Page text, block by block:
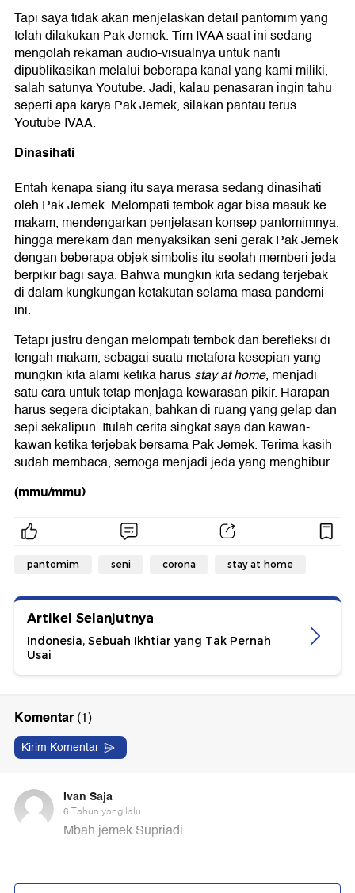
Tapi saya tidak akan menjelaskan detail pantomim yang
telah dilakukan Pak Jemek. Tim IVAA saat ini sedang
mengolah rekaman audio-visualnya untuk nanti
dipublikasikan melalui beberapa kanal yang kami miliki,
salah satunya Youtube. Jadi, kalau penasaran ingin tahu
seperti apa karya Pak Jemek, silakan pantau terus
Youtube IVAA.
Dinasihati
Entah kenapa siang itu saya merasa sedang dinasihati
oleh Pak Jemek. Melompati tembok agar bisa masuk ke
makam, mendengarkan penjelasan konsep pantomimnya,
hingga merekam dan menyaksikan seni gerak Pak Jemek
dengan beberapa objek simbolis itu seolah memberi jeda
berpikir bagi saya. Bahwa mungkin kita sedang terjebak
di dalam kungkungan ketakutan selama masa pandemi
ini.
Tetapi justru dengan melompati tembok dan berefleksi di
tengah makam, sebagai suatu metafora kesepian yang
mungkin kita alami ketika harusstay at home, menjadi
satu cara untuk tetap menjaga kewarasan pikir. Harapan
harus segera diciptakan, bahkan di ruang yang gelap dan
sepi sekalipun. Itulah cerita singkat saya dan kawan-
kawan ketika terjebak bersama Pak Jemek. Terima kasih
sudah membaca, semoga menjadi jeda yang menghibur.
(mmu/mmu)
pantomim seni corona stay at home
Artikel Selanjutnya
Indonesia, Sebuah Ikhtiar yang Tak Pernah
Usai